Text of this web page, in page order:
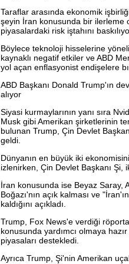
Taraflar arasında ekonomik
şeyin İran konusunda bir ilerleme
piyasalardaki risk iştahını
Böylece teknoloji hisselerine
kaynaklı negatif etkiler ve ABD
yol açan enflasyonist endişelere
ABD Başkanı Donald Trump'ın
alıyor
Siyasi kurmaylarının yanı sıra
Musk gibi Amerikan şirketlerinin
bulunan Trump, Çin Devlet
geldi.
Dünyanın en büyük iki
izlenirken, Çin Devlet Başkanı Şi,
İran konusunda ise Beyaz Saray,
Boğazı'nın açık kalması ve
kaldığını açıkladı.
Trump, Fox News'e verdiği
konusunda yardımcı olmaya
piyasaları destekledi.
Ayrıca Trump, Şi'nin Amerikan